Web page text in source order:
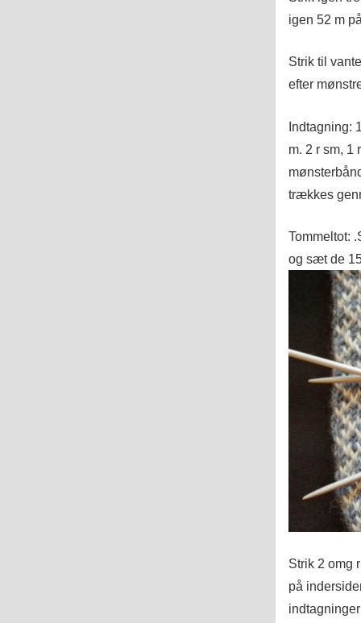
igen 52 m
Strik til
efter
Indtagning:
m. 2 r sm, 1
trækkes
Tommeltot:
og sæt de
Strik 2 omg
på